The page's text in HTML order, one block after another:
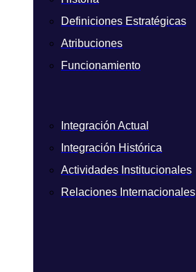
Definiciones Estratégicas
Atribuciones
Funcionamiento
Integración Actual
Integración Histórica
Actividades Institucionales
Relaciones Internacionales